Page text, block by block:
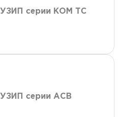
УЗИП серии КОМ ТС
УЗИП серии АСВ